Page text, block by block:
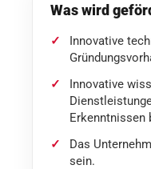
Was wird
Innovative
Innovative
Erkenntnissen
Das
sein.